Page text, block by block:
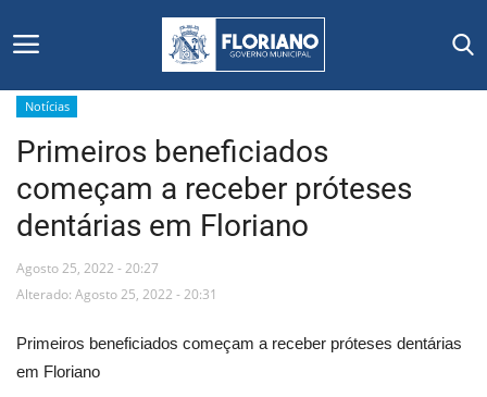
Início
Editais
Floriano
Mural de Licitações
Notícias
Primeiros beneficiados
começam a receber próteses
dentárias em Floriano
Agosto 25, 2022 - 20:27
Alterado: Agosto 25, 2022 - 20:31
Primeiros beneficiados começam a receber próteses dentárias
em Floriano